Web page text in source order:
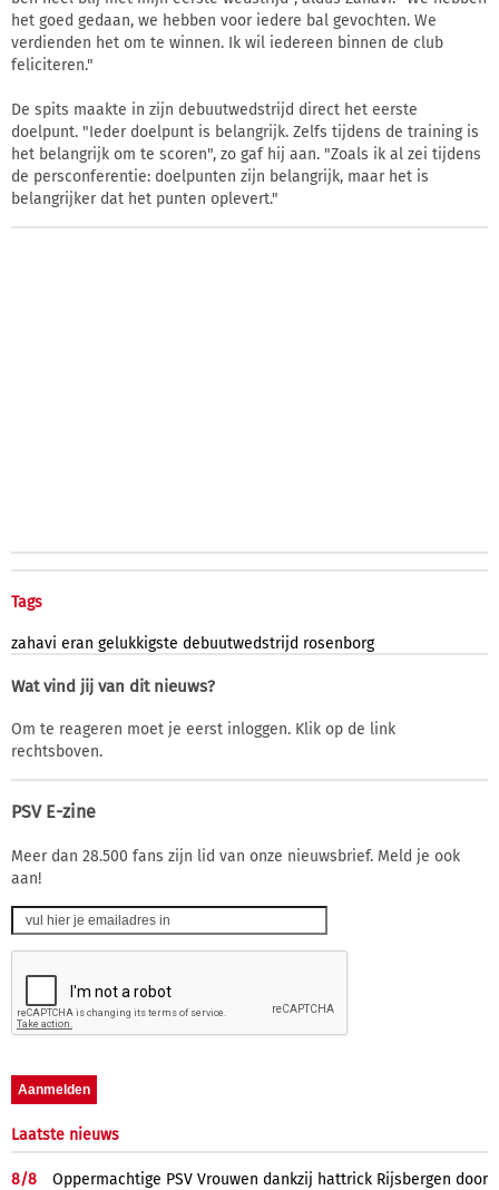
het goed gedaan, we hebben voor iedere bal gevochten. We
verdienden het om te winnen. Ik wil iedereen binnen de club
feliciteren."
De spits maakte in zijn debuutwedstrijd direct het eerste
doelpunt. "Ieder doelpunt is belangrijk. Zelfs tijdens de training is
het belangrijk om te scoren", zo gaf hij aan. "Zoals ik al zei tijdens
de persconferentie: doelpunten zijn belangrijk, maar het is
belangrijker dat het punten oplevert."
Tags
zahavi eran gelukkigste debuutwedstrijd rosenborg
Wat vind jij van dit nieuws?
Om te reageren moet je eerst inloggen. Klik op de link
rechtsboven.
PSV E-zine
Meer dan 28.500 fans zijn lid van onze nieuwsbrief. Meld je ook
aan!
Laatste nieuws
8/8
Oppermachtige PSV Vrouwen dankzij hattrick Rijsbergen door